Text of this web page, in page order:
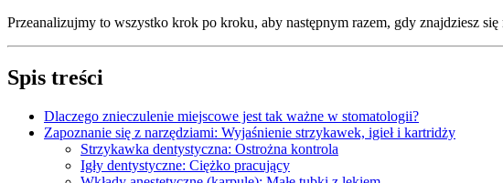
Przeanalizujmy to wszystko krok po kroku, aby następnym razem, gdy znajdziesz
Spis treści
Dlaczego znieczulenie miejscowe jest tak ważne w stomatologii?
Zapoznanie się z narzędziami: Wyjaśnienie strzykawek, igieł i kartridży
Strzykawka dentystyczna: Ostrożna kontrola
Igły dentystyczne: Ciężko pracujący